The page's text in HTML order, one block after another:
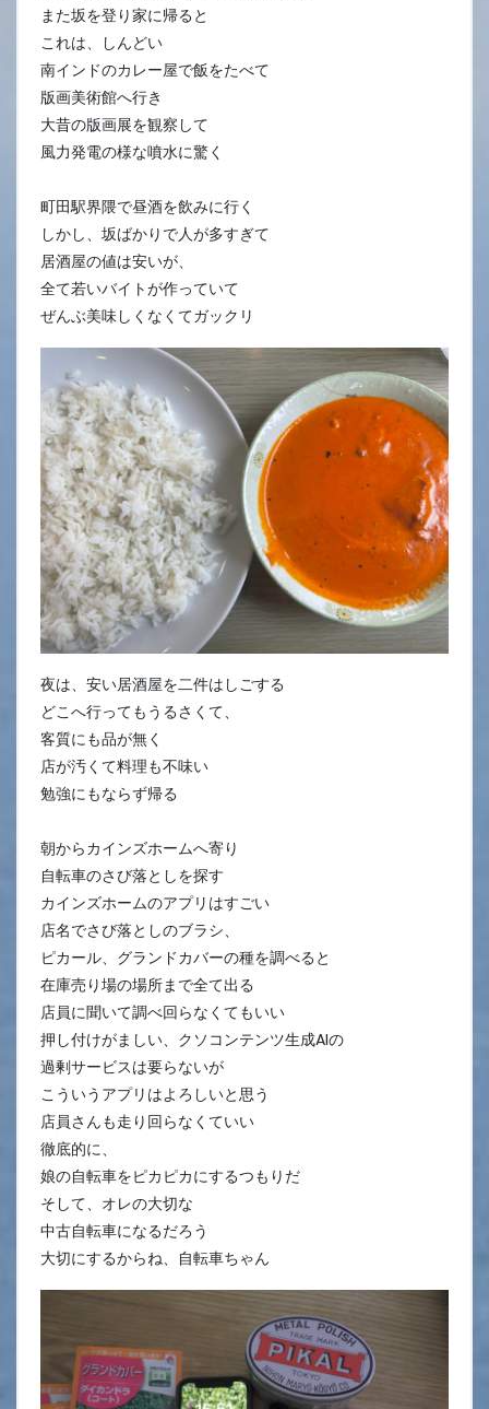
また坂を登り家に帰ると
これは、しんどい
南インドのカレー屋で飯をたべて
版画美術館へ行き
大昔の版画展を観察して
風力発電の様な噴水に驚く
町田駅界隈で昼酒を飲みに行く
しかし、坂ばかりで人が多すぎて
居酒屋の値は安いが、
全て若いバイトが作っていて
ぜんぶ美味しくなくてガックリ
夜は、安い居酒屋を二件はしごする
どこへ行ってもうるさくて、
客質にも品が無く
店が汚くて料理も不味い
勉強にもならず帰る
朝からカインズホームへ寄り
自転車のさび落としを探す
カインズホームのアプリはすごい
店名でさび落としのブラシ、
ピカール、グランドカバーの種を調べると
在庫売り場の場所まで全て出る
店員に聞いて調べ回らなくてもいい
押し付けがましい、クソコンテンツ生成AIの
過剰サービスは要らないが
こういうアプリはよろしいと思う
店員さんも走り回らなくていい
徹底的に、
娘の自転車をピカピカにするつもりだ
そして、オレの大切な
中古自転車になるだろう
大切にするからね、自転車ちゃん